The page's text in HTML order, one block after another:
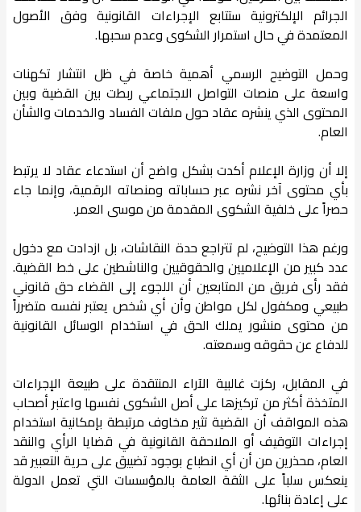
الجرائم الإلكترونية ستتابع الإجراءات القانونية وفق الأصول
المعتمدة في حال استمرار الشكوى وعدم سحبها.
وحمل التوضيح الرسمي أهمية خاصة في ظل انتشار تكهنات
واسعة على منصات التواصل الاجتماعي ربطت بين القضية وبين
المحتوى الذي ينشره عقاد حول ملفات الفساد والخدمات والشأن
العام.
إلا أن وزارة الإعلام أكدت بشكل واضح أن استدعاء عقاد لا يرتبط
بأي محتوى آخر نشره عبر حساباته ومنصاته الرقمية، وإنما جاء
حصراً على خلفية الشكوى المقدمة من موسى العمر.
ورغم هذا التوضيح، لم تتراجع حدة النقاشات، بل ازدادت مع دخول
عدد كبير من الإعلاميين والحقوقيين والناشطين على خط القضية.
فقد رأى فريق من المتابعين أن اللجوء إلى القضاء حق قانوني
طبيعي ومكفول لكل مواطن وأن أي شخص يعتبر نفسه متضرراً
من محتوى منشور يملك الحق في استخدام الوسائل القانونية
للدفاع عن حقوقه وسمعته.
في المقابل، ركزت غالبية الآراء المنتقدة على طبيعة الإجراءات
المتخذة أكثر من تركيزها على أصل الشكوى نفسها واعتبر أصحاب
هذه المواقف أن القضية تثير مخاوف مرتبطة بإمكانية استخدام
إجراءات التوقيف أو الملاحقة القانونية في قضايا الرأي والنقد
العام، محذرين من أن أي انطباع بوجود تضييق على حرية التعبير قد
ينعكس سلباً على الثقة العامة بالمؤسسات التي تعمل الدولة
على إعادة بنائها.